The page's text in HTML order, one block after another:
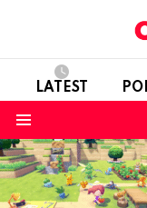
LATEST
LATEST
STORIES